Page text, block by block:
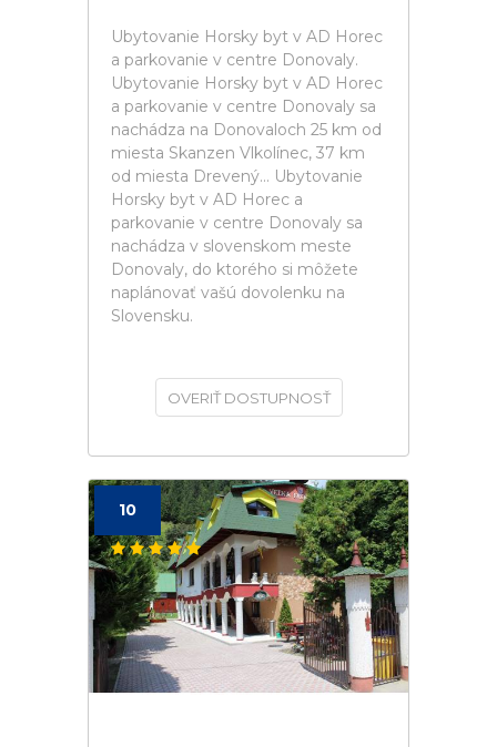
Ubytovanie Horsky byt v AD Horec
a parkovanie v centre Donovaly.
Ubytovanie Horsky byt v AD Horec
a parkovanie v centre Donovaly sa
nachádza na Donovaloch 25 km od
miesta Skanzen Vlkolínec, 37 km
od miesta Drevený... Ubytovanie
Horsky byt v AD Horec a
parkovanie v centre Donovaly sa
nachádza v slovenskom meste
Donovaly, do ktorého si môžete
naplánovať vašú dovolenku na
Slovensku.
OVERIŤ DOSTUPNOSŤ
10